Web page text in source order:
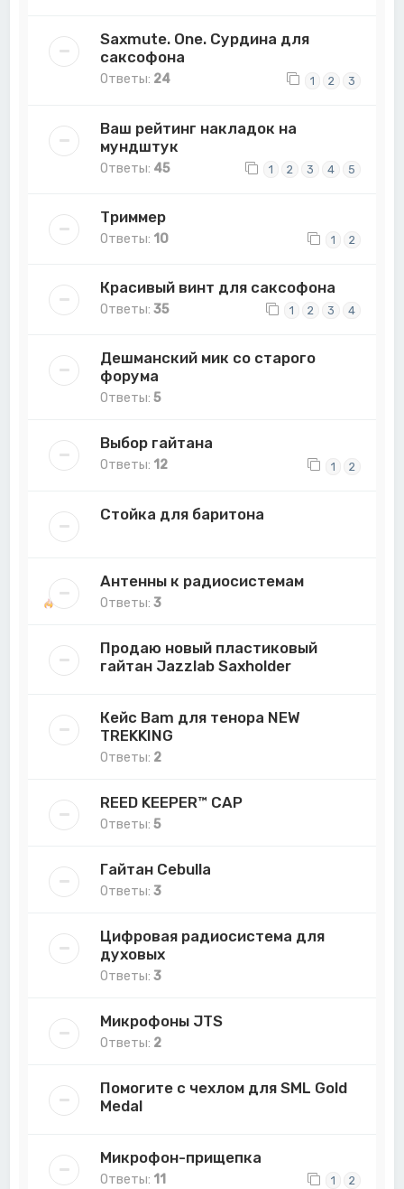
Saxmute. One. Сурдина для
саксофона
Ответы: 24 1 2 3
Ваш рейтинг накладок на
мундштук
Ответы: 45 1 2 3 4 5
Триммер
Ответы: 10 1 2
Красивый винт для саксофона
Ответы:35 1 2 3 4
Дешманский мик со старого
форума
Ответы:5
Выбор гайтана
Ответы: 12 1 2
Стойка для баритона
Антенны к радиосистемам
Ответы:3
Продаю новый пластиковый
гайтан Jazzlab Saxholder
Кейс Bam для тенора NEW
TREKKING
Ответы: 2
REED KEEPER™ CAP
Ответы:5
Гайтан Cebulla
Ответы:3
Цифровая радиосистема для
духовых
Ответы:3
Микрофоны JTS
Ответы: 2
Помогите с чехлом для SML Gold
Medal
Микрофон-прищепка
Ответы: 11 1 2